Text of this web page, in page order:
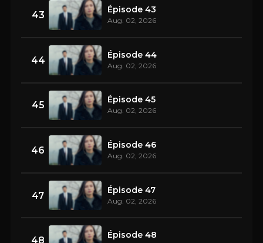
43 Épisode 43
Aug. 02, 2026
44 Épisode 44
Aug. 02, 2026
45 Épisode 45
Aug. 02, 2026
46 Épisode 46
Aug. 02, 2026
47 Épisode 47
Aug. 02, 2026
48 Épisode 48